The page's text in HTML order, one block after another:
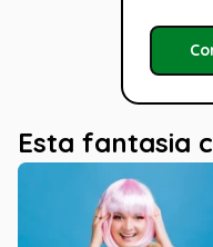
Esta fantasia